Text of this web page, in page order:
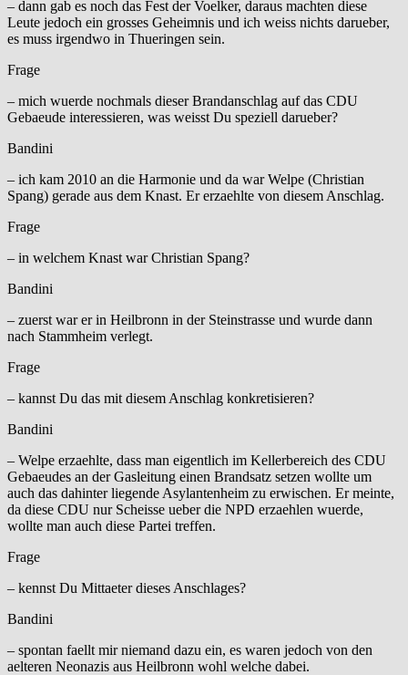
– dann gab es noch das Fest der Voelker, daraus machten diese
Leute jedoch ein grosses Geheimnis und ich weiss nichts darueber,
es muss irgendwo in Thueringen sein.
Frage
– mich wuerde nochmals dieser Brandanschlag auf das CDU
Gebaeude interessieren, was weisst Du speziell darueber?
Bandini
– ich kam 2010 an die Harmonie und da war Welpe (Christian
Spang) gerade aus dem Knast. Er erzaehlte von diesem Anschlag.
Frage
– in welchem Knast war Christian Spang?
Bandini
– zuerst war er in Heilbronn in der Steinstrasse und wurde dann
nach Stammheim verlegt.
Frage
– kannst Du das mit diesem Anschlag konkretisieren?
Bandini
– Welpe erzaehlte, dass man eigentlich im Kellerbereich des CDU
Gebaeudes an der Gasleitung einen Brandsatz setzen wollte um
auch das dahinter liegende Asylantenheim zu erwischen. Er meinte,
da diese CDU nur Scheisse ueber die NPD erzaehlen wuerde,
wollte man auch diese Partei treffen.
Frage
– kennst Du Mittaeter dieses Anschlages?
Bandini
– spontan faellt mir niemand dazu ein, es waren jedoch von den
aelteren Neonazis aus Heilbronn wohl welche dabei.